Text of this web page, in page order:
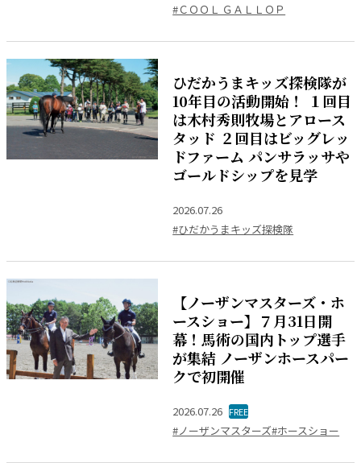
#ＣＯＯＬ ＧＡＬＬＯＰ
ひだかうまキッズ探検隊が
10年目の活動開始！ １回目
は木村秀則牧場とアロース
タッド ２回目はビッグレッ
ドファーム パンサラッサや
ゴールドシップを見学
2026.07.26
#ひだかうまキッズ探検隊
【ノーザンマスターズ・ホ
ースショー】７月31日開
幕！馬術の国内トップ選手
が集結 ノーザンホースパー
クで初開催
2026.07.26 FREE
#ノーザンマスターズ#ホースショー